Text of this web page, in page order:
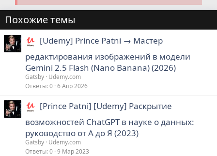
Похожие темы
[Udemy] Prince Patni → Мастер
редактирования изображений в модели
Gemini 2.5 Flash (Nano Banana) (2026)
Gatsby Udemy.com
Ответы 0 6 Апр 2026
[Prince Patni] [Udemy] Раскрытие
возможностей ChatGPT в науке о данных:
руководство от А до Я (2023)
Gatsby Udemy.com
Ответы 0 9 Мар 2023